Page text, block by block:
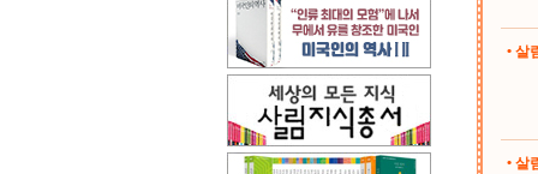
• 살
• 살